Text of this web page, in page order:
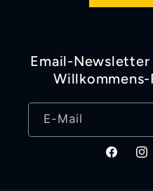
Email-Newsletter
E-Mail
Facebook